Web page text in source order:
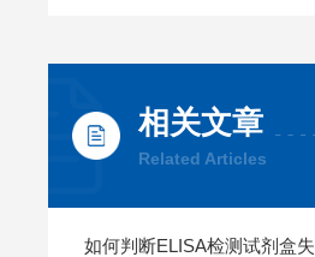
相关文章
Related Articles
如何判断ELISA检测试剂盒失